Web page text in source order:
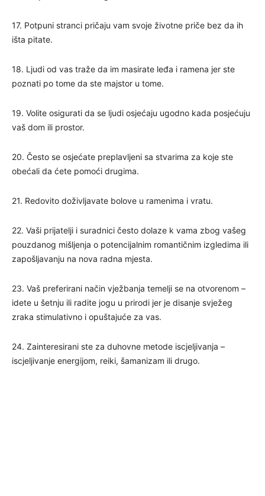
17. Potpuni stranci pričaju vam svoje životne priče bez da ih
išta pitate.
18. Ljudi od vas traže da im masirate leđa i ramena jer ste
poznati po tome da ste majstor u tome.
19. Volite osigurati da se ljudi osjećaju ugodno kada posjećuju
vaš dom ili prostor.
20. Često se osjećate preplavljeni sa stvarima za koje ste
obećali da ćete pomoći drugima.
21. Redovito doživljavate bolove u ramenima i vratu.
22. Vaši prijatelji i suradnici često dolaze k vama zbog vašeg
pouzdanog mišljenja o potencijalnim romantičnim izgledima ili
zapošljavanju na nova radna mjesta.
23. Vaš preferirani način vježbanja temelji se na otvorenom –
idete u šetnju ili radite jogu u prirodi jer je disanje svježeg
zraka stimulativno i opuštajuće za vas.
24. Zainteresirani ste za duhovne metode iscjeljivanja –
iscjeljivanje energijom, reiki, šamanizam ili drugo.